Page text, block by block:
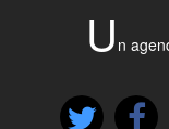
U n